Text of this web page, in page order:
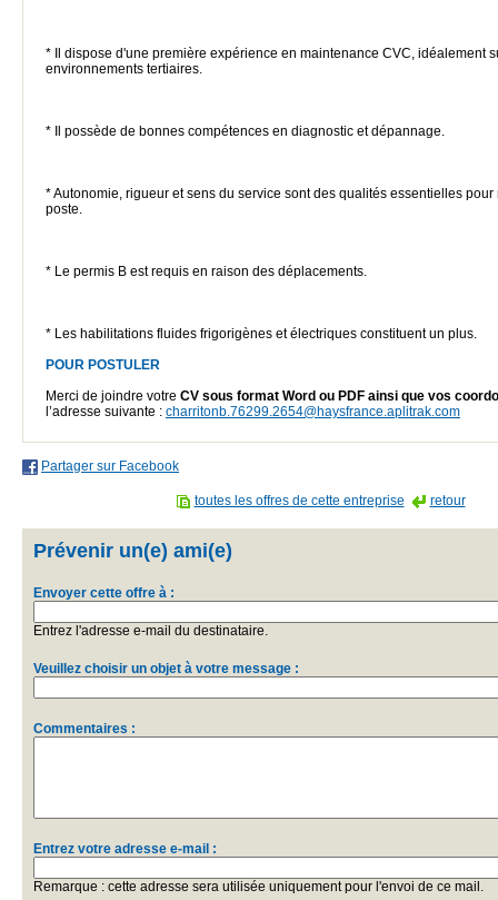
* Il dispose d'une première expérience en maintenance CVC, idéalement
environnements tertiaires.
* Il possède de bonnes compétences en diagnostic et dépannage.
* Autonomie, rigueur et sens du service sont des qualités essentielles pour
poste.
* Le permis B est requis en raison des déplacements.
* Les habilitations fluides frigorigènes et électriques constituent un plus.
POUR POSTULER
Merci de joindre votre CV sous format Word ou PDF ainsi que vos
l’adresse suivante : charritonb.76299.2654@haysfrance.aplitrak.com
Partager sur Facebook
toutes les offres de cette entreprise retour
Prévenir un(e) ami(e)
Envoyer cette offre à :
Entrez l'adresse e-mail du destinataire.
Veuillez choisir un objet à votre message :
Commentaires :
Entrez votre adresse e-mail :
Remarque : cette adresse sera utilisée uniquement pour l'envoi de ce mail.